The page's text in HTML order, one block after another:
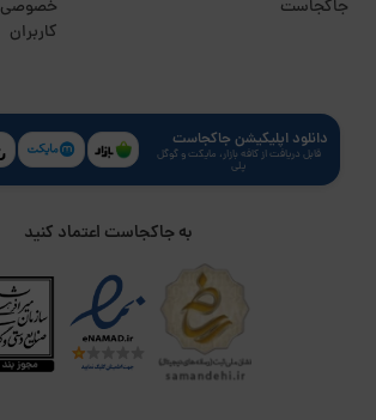
جاکجاست
خصوصی
کاربران
دانلود اپلیکیشن جاکجاست
قابل دریافت از کافه بازار، مایکت و گوگل
پلی
به جاکجاست اعتماد کنید